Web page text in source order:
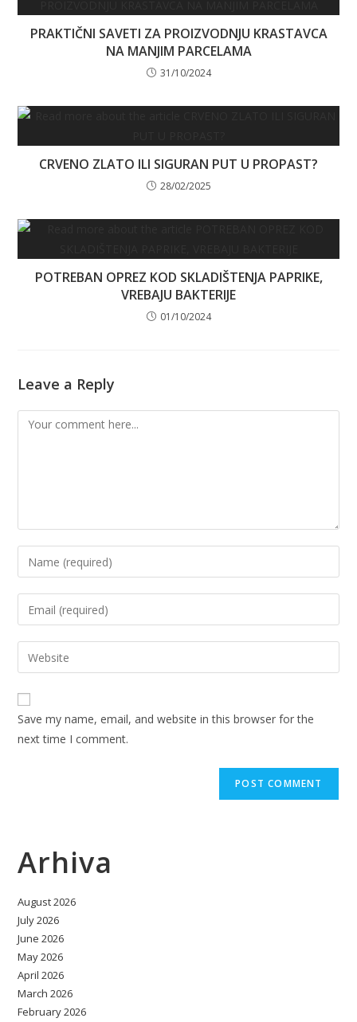
PRAKTIČNI SAVETI ZA PROIZVODNJU KRASTAVCA
NA MANJIM PARCELAMA
31/10/2024
CRVENO ZLATO ILI SIGURAN PUT U PROPAST?
28/02/2025
POTREBAN OPREZ KOD SKLADIŠTENJA PAPRIKE,
VREBAJU BAKTERIJE
01/10/2024
Leave a Reply
Comment
Enter
your
name
to
comment
Enter
your
email
address
comment
Enter
your
website
URL
(optional)
Save my name, email, and website in this browser for the
next time I comment.
Arhiva
August 2026
July 2026
June 2026
May 2026
April 2026
March 2026
February 2026